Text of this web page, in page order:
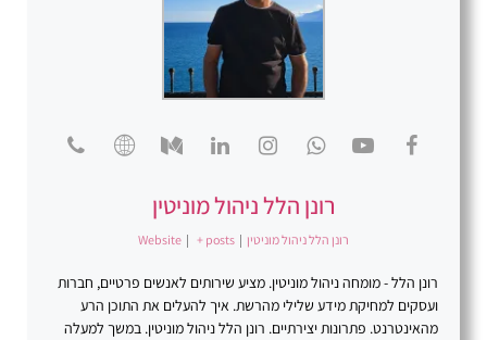
רונן הלל ניהול מוניטין
רונן הלל ניהול מוניטין |
Website | + posts
רונן הלל - מומחה ניהול מוניטין. מציע שירותים לאנשים פרטיים, חברות
ועסקים למחיקת מידע שלילי מהרשת. איך להעלים את התוכן הרע
מהאינטרנט. פתרונות יצירתיים. רונן הלל ניהול מוניטין. במשך למעלה